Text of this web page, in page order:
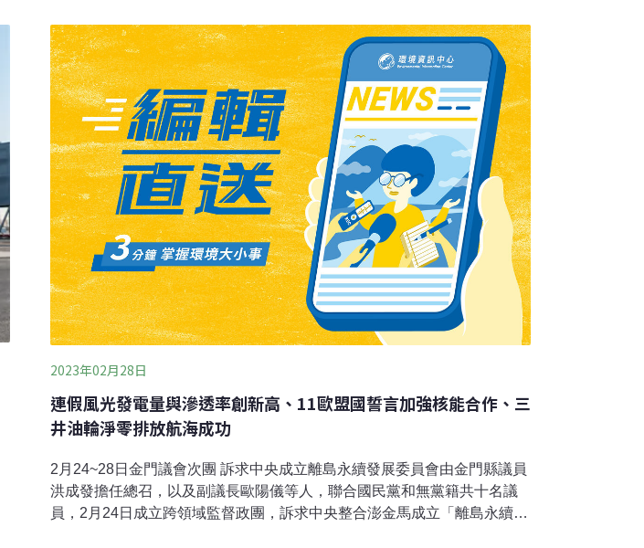
國環境署（UNEP）今（2023）年更針對海藻發布潛力報告指出，海藻種
植期間可以強化海洋生態系健
2023年02月28日
連假風光發電量與滲透率創新高、11歐盟國誓言加強核能合作、三
井油輪淨零排放航海成功
2月24~28日金門議會次團 訴求中央成立離島永續發展委員會由金門縣議員
洪成發擔任總召，以及副議長歐陽儀等人，聯合國民黨和無黨籍共十名議
員，2月24日成立跨領域監督政團，訴求中央整合澎金馬成立「離島永續發